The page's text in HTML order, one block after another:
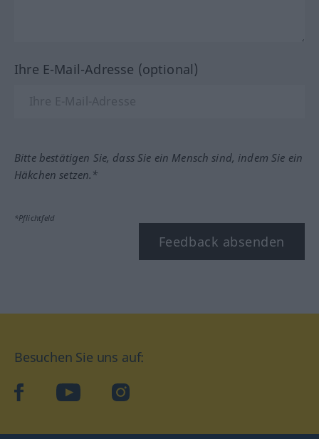
Ihre E-Mail-Adresse (optional)
Bitte bestätigen Sie, dass Sie ein Mensch sind, indem Sie ein
Häkchen setzen.*
*Pflichtfeld
Feedback absenden
Besuchen Sie uns auf:
facebookYouTube Instagram